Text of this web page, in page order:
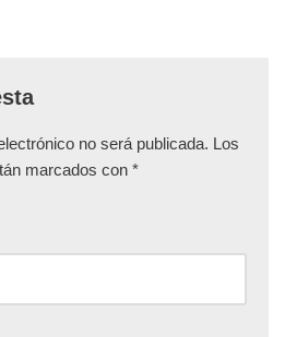
no será publicada. Los
marcados con *